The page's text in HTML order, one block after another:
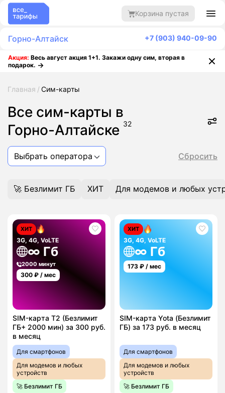
Корзина пустая
Горно-Алтайск +7 (903) 940-09-90
Акция: Весь август акция 1+1. Закажи одну сим, вторая в
подарок.
Главная Сим-карты
Все сим-карты в
Горно-Алтайске 32
Выбрать оператора Сбросить
🚀 Безлимит ГБ ХИТ Для модемов и любых
ХИТ
3G, 4G, VoLTE
∞ Гб
2000 минут
300 ₽ / мес
SIM-карта T2 (Безлимит
ГБ+ 2000 мин) за 300 руб.
в месяц
Для смартфонов
Для модемов и любых
устройств
🚀 Безлимит ГБ
ХИТ
3G, 4G, VoLTE
∞ Гб
173 ₽ / мес
SIM-карта Yota (Безлимит
ГБ) за 173 руб. в месяц
Для смартфонов
Для модемов и любых
устройств
🚀 Безлимит ГБ